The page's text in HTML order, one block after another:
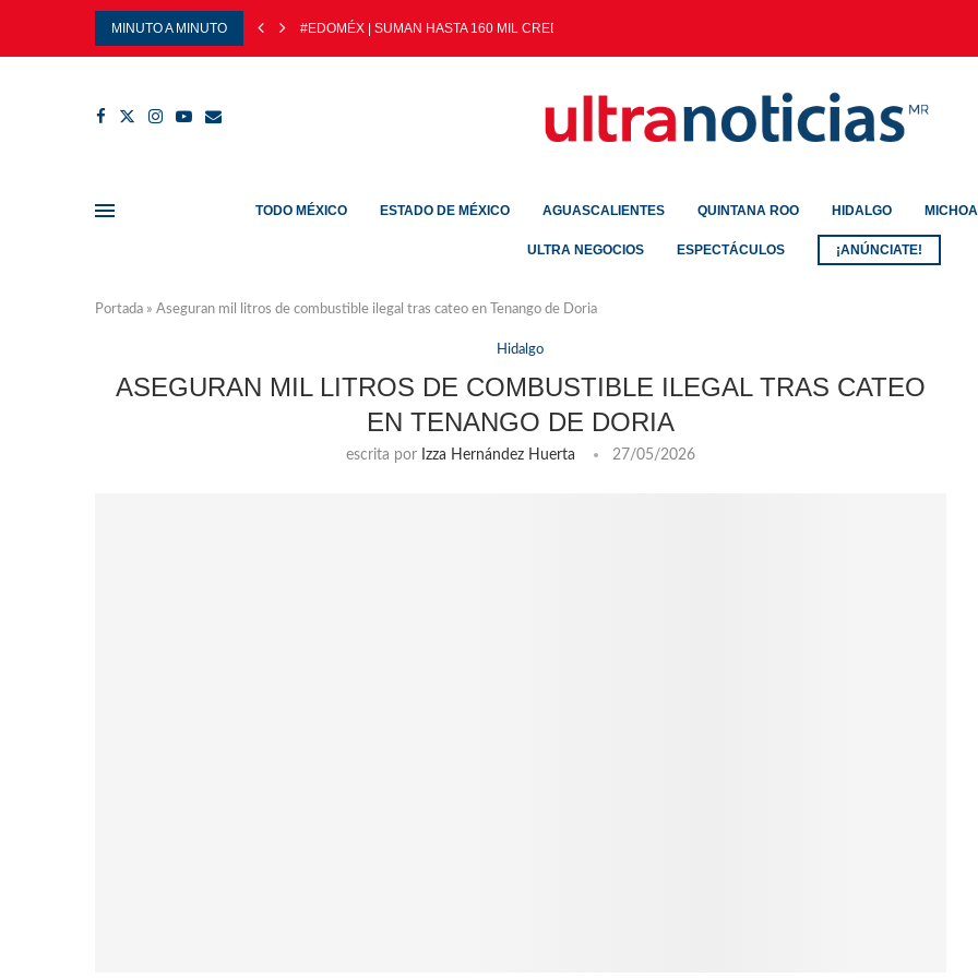
MINUTO A MINUTO #EDOMÉX | SUMAN HASTA 160 MIL CREDENCIALES EXPEDIDAS...
TODO MÉXICO ESTADO DE MÉXICO AGUASCALIENTES QUINTANA ROO HIDALGO
ULTRA NEGOCIOS ESPECTÁCULOS ¡ANÚNCIATE!
Portada » Aseguran mil litros de combustible ilegal tras cateo en Tenango de Doria
Hidalgo
ASEGURAN MIL LITROS DE COMBUSTIBLE ILEGAL TRAS CATEO
EN TENANGO DE DORIA
escrita por Izza Hernández Huerta 27/05/2026